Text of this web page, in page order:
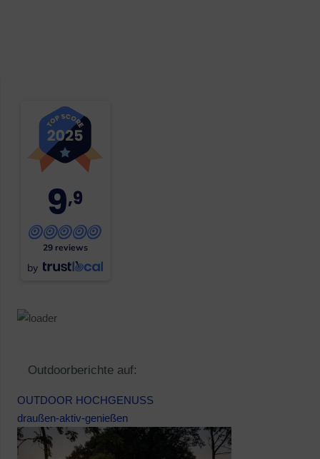
9,9
29 reviews
by
Outdoorberichte auf:
OUTDOOR HOCHGENUSS
draußen-aktiv-genießen